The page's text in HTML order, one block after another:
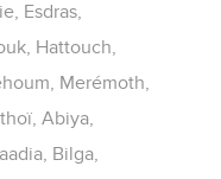
Esdras,
Hattouch,
Merémoth,
Abiya,
Bilga,